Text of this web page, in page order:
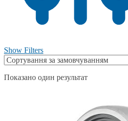
Show Filters
Показано один результат